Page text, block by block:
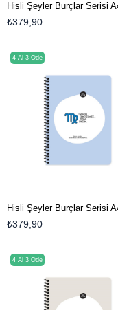
₺379,90
₺379,90
4 Al 3 Öde
4 Al 3 Öde